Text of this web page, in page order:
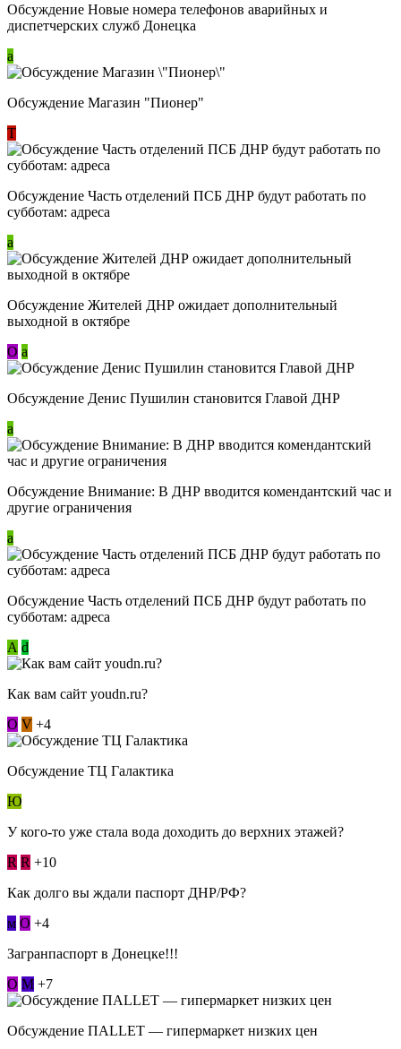
Обсуждение Новые номера телефонов аварийных и
диспетчерских служб Донецка
a
Обсуждение Магазин "Пионер"
Т
Обсуждение Часть отделений ПСБ ДНР будут работать по
субботам: адреса
a
Обсуждение Жителей ДНР ожидает дополнительный
выходной в октябре
О a
Обсуждение Денис Пушилин становится Главой ДНР
a
Обсуждение Внимание: В ДНР вводится комендантский час и
другие ограничения
a
Обсуждение Часть отделений ПСБ ДНР будут работать по
субботам: адреса
А d
Как вам сайт youdn.ru?
О V +4
Обсуждение ТЦ Галактика
Ю
У кого-то уже стала вода доходить до верхних этажей?
R R +10
Как долго вы ждали паспорт ДНР/РФ?
м О +4
Загранпаспорт в Донецке!!!
О М +7
Обсуждение ПАLLЕТ — гипермаркет низких цен